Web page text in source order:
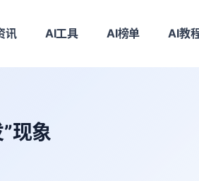
讯 AI工具 AI榜单 AI教
现象